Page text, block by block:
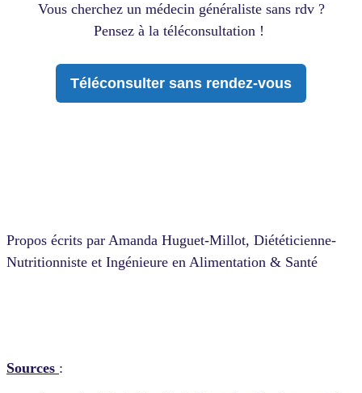
Vous cherchez un médecin généraliste sans rdv ?
Pensez à la téléconsultation !
Téléconsulter sans rendez-vous
Propos écrits par Amanda Huguet-Millot, Diététicienne-
Nutritionniste et Ingénieure en Alimentation & Santé
Sources :